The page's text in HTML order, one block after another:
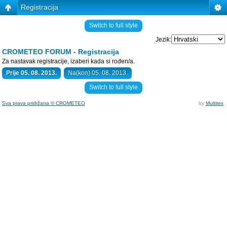
Registracija
Switch to full style
Jezik:
CROMETEO FORUM - Registracija
Za nastavak registracije, izaberi kada si rođen/a.
Prije 05. 08. 2013.
Na(kon) 05. 08. 2013.
Switch to full style
Sva prava pridržana © CROMETEO by Multitex